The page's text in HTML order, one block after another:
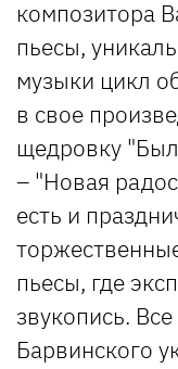
композитора
пьесы,
музыки цикл
в свое
щедровку
– "Новая
есть и
пьесы, где
звукопись.
Барвинского